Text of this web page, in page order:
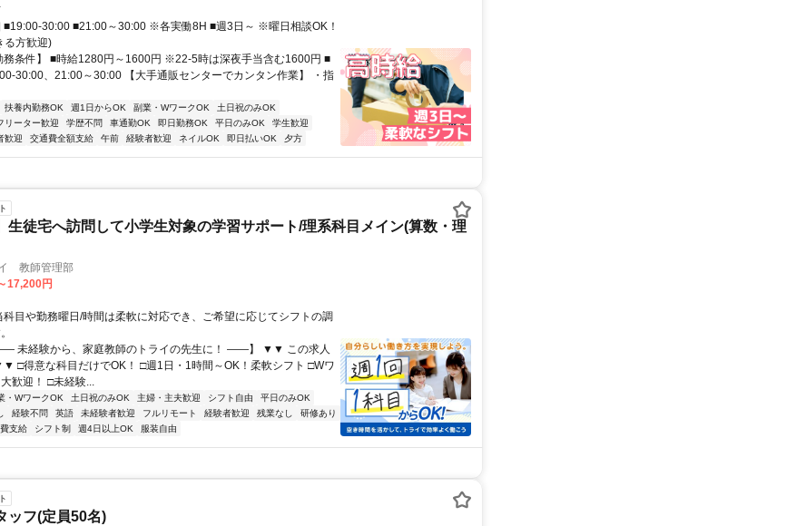
■19:00-30:00 ■21:00～30:00 ※各実働8H ■週3日～ ※曜日相談OK！
る方歓迎)
務条件】 ■時給1280円～1600円 ※22-5時は深夜手当含む1600円 ■
30:00、21:00～30:00 【大手通販センターでカンタン作業】 ・指
扶養内勤務OK 週1日からOK 副業・WワークOK
土日祝のみOK
リーター歓迎 学歴不問 車通勤OK 即日勤務OK 平日のみOK
学生歓迎
歓迎 交通費全額支給 午前 経験者歓迎 ネイルOK 即日払いOK 夕方
生徒宅へ訪問して小学生対象の学習サポート/理系科目メイン(算数・理
教師管理部
17,200円
科目や勤務曜日/時間は柔軟に対応でき、ご希望に応じてシフトの調
未経験から、家庭教師のトライの先生に！ ――】 ▼▼ この求人
□得意な科目だけでOK！ □週1日・1時間～OK！柔軟シフト □Wワ
歓迎！ □未経験...
・WワークOK 土日祝のみOK 主婦・主夫歓迎 シフト自由
平日のみOK
経験不問 英語 未経験者歓迎 フルリモート 経験者歓迎 残業なし
研修あり
支給 シフト制 週4日以上OK 服装自由
ッフ(定員50名)